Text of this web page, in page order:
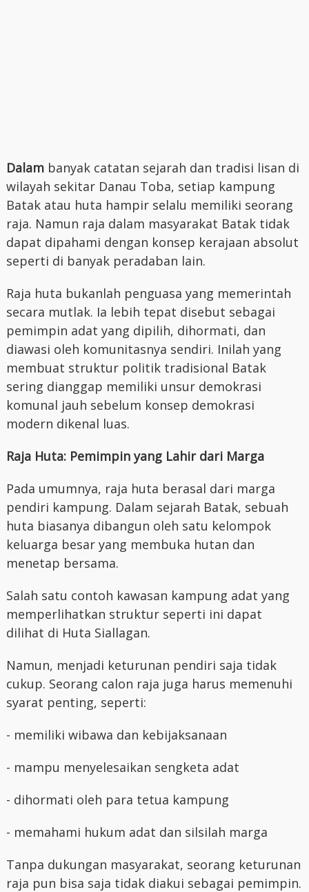
Dalambanyak catatan sejarah dan tradisi lisan di
wilayah sekitar Danau Toba, setiap kampung
Batak atau huta hampir selalu memiliki seorang
raja. Namun raja dalam masyarakat Batak tidak
dapat dipahami dengan konsep kerajaan absolut
seperti di banyak peradaban lain.
Raja huta bukanlah penguasa yang memerintah
secara mutlak. Ia lebih tepat disebut sebagai
pemimpin adat yang dipilih, dihormati, dan
diawasi oleh komunitasnya sendiri. Inilah yang
membuat struktur politik tradisional Batak
sering dianggap memiliki unsur demokrasi
komunal jauh sebelum konsep demokrasi
modern dikenal luas.
Raja Huta: Pemimpin yang Lahir dari Marga
Pada umumnya, raja huta berasal dari marga
pendiri kampung. Dalam sejarah Batak, sebuah
huta biasanya dibangun oleh satu kelompok
keluarga besar yang membuka hutan dan
menetap bersama.
Salah satu contoh kawasan kampung adat yang
memperlihatkan struktur seperti ini dapat
dilihat di Huta Siallagan.
Namun, menjadi keturunan pendiri saja tidak
cukup. Seorang calon raja juga harus memenuhi
syarat penting, seperti:
- memiliki wibawa dan kebijaksanaan
- mampu menyelesaikan sengketa adat
- dihormati oleh para tetua kampung
- memahami hukum adat dan silsilah marga
Tanpa dukungan masyarakat, seorang keturunan
raja pun bisa saja tidak diakui sebagai pemimpin.